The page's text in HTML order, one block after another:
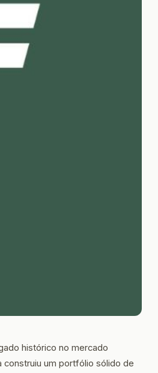
histórico no mercado
construiu um portfólio sólido de